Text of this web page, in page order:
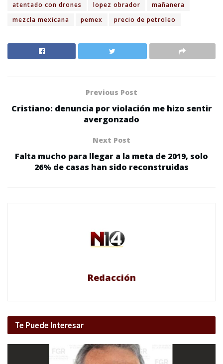
atentado con drones
lopez obrador
mañanera
mezcla mexicana
pemex precio de petroleo
Previous Post
Cristiano: denuncia por violación me hizo sentir
avergonzado
Next Post
Falta mucho para llegar a la meta de 2019, solo
26% de casas han sido reconstruidas
Redacción
Te Puede Interesar